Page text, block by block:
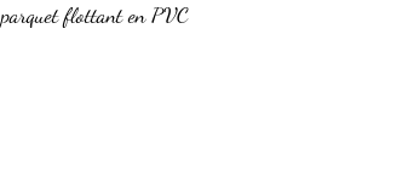
parquet flottant en PVC